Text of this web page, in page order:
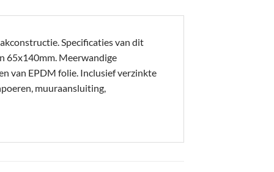
Specificaties van dit
65x140mm. Meerwandige
van EPDM folie. Inclusief verzinkte
muuraansluiting,